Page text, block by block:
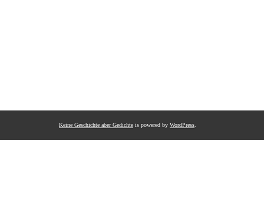
Keine Geschichte aber Gedichte is powered by WordPress